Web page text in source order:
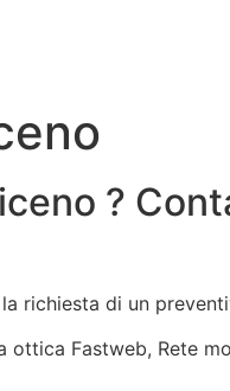
?
richiesta di un
Fastweb, Rete